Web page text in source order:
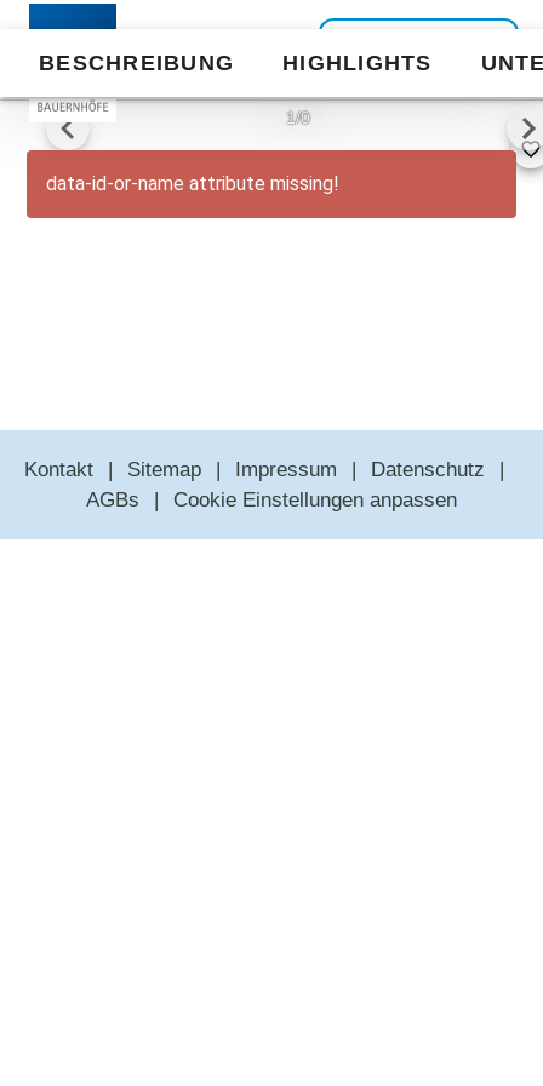
Liste
BESCHREIBUNG HIGHLIGHTS
1/0
data-id-or-name attribute missing!
Kontakt Sitemap Impressum
Datenschutz
AGBs
Cookie Einstellungen anpassen